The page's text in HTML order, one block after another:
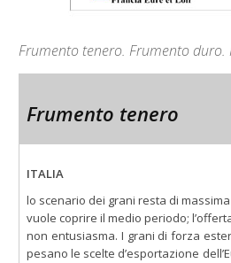
Frumento tenero. Frumento
Frumento tenero
ITALIA
lo scenario dei grani resta di
vuole coprire il medio periodo;
non entusiasma. I grani di forza
pesano le scelte d’esportazione